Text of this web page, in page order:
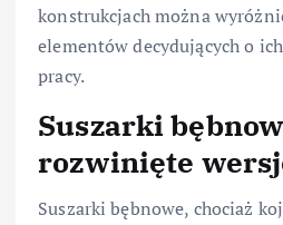
konstrukcjach można
elementów decydujących o
pracy.
Suszarki
rozwinięte
Suszarki bębnowe, chociaż